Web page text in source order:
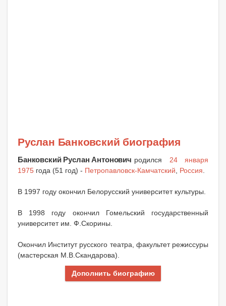
Руслан Банковский биография
Банковский Руслан Антонович родился 24 января
1975 года (51 год) - Петропавловск-Камчатский Россия
В 1997 году окончил Белорусский университет культуры.
В 1998 году окончил Гомельский государственный
университет им. Ф.Скорины.
Окончил Институт русского театра, факультет режиссуры
(мастерская М.В.Скандарова).
Дополнить биографию